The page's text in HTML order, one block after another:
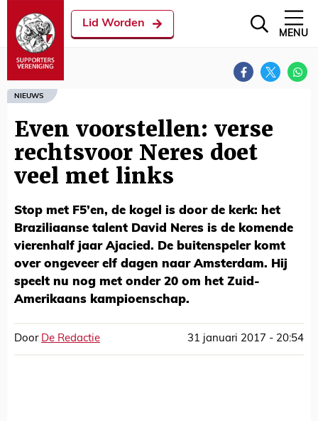
Lid Worden
MENU
NIEUWS
Even voorstellen: verse
rechtsvoor Neres doet
veel met links
Stop met F5’en, de kogel is door de kerk: het
Braziliaanse talent David Neres is de komende
vierenhalf jaar Ajacied. De buitenspeler komt
over ongeveer elf dagen naar Amsterdam. Hij
speelt nu nog met onder 20 om het Zuid-
Amerikaans kampioenschap.
Door De Redactie 31 januari 2017 - 20:54